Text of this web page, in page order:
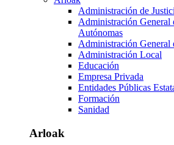
Administración de
Administración General
Autónomas
Administración General
Administración Local
Educación
Empresa Privada
Entidades Públicas
Formación
Sanidad
Arloak